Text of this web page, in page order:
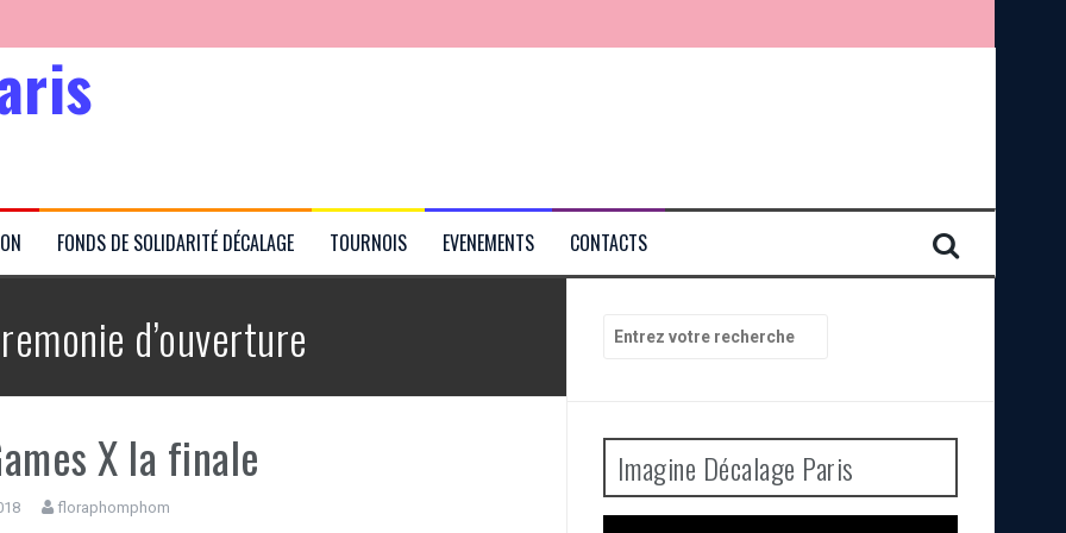
FONDS DE SOLIDARITÉ DÉCALAGE TOURNOIS EVENEMENTS CONTACTS
d’ouverture
X la finale
floraphomphom
Recherche
pour
Imagine Décalage Paris